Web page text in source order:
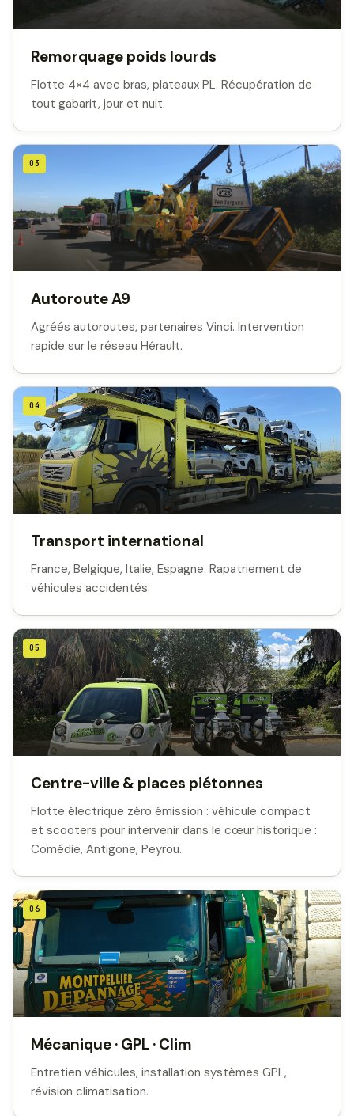
Remorquage poids lourds
Flotte 4×4 avec bras, plateaux PL. Récupération de
tout gabarit, jour et nuit.
03
Autoroute A9
Agréés autoroutes, partenaires Vinci. Intervention
rapide sur le réseau Hérault.
04
Transport international
France, Belgique, Italie, Espagne. Rapatriement de
véhicules accidentés.
05
Centre-ville & places piétonnes
Flotte électrique zéro émission : véhicule compact
et scooters pour intervenir dans le cœur historique :
Comédie, Antigone, Peyrou.
06
Mécanique · GPL · Clim
Entretien véhicules, installation systèmes GPL,
révision climatisation.